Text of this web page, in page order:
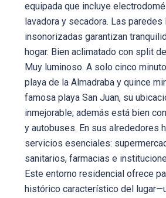
equipada que incluye
lavadora y secadora. Las paredes
insonorizadas garantizan
hogar. Bien aclimatado con split
Muy luminoso. A solo cinco
playa de la Almadraba y quince
famosa playa San Juan, su
inmejorable; además está bien
y autobuses. En sus alrededores
servicios esenciales:
sanitarios, farmacias e
Este entorno residencial ofrece
histórico característico del